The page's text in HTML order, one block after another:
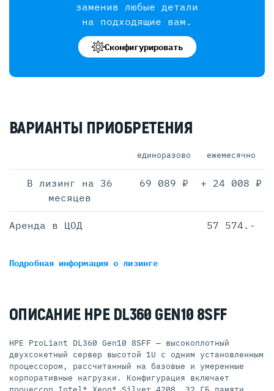
заменив любые детали
на подходящие вам.
Сконфигурировать
ВАРИАНТЫ ПРИОБРЕТЕНИЯ
единоразово ежемесячно
В лизинг на 36
месяцев
69 089 ₽ + 24 008 ₽
Аренда в ЦОД 57 574.-
Подробная информацияо лизинге
ОПИСАНИЕ HPE DL360 GEN10 8SFF
HPE ProLiant DL360 Gen10 8SFF — высокоплотный
двухсокетный сервер высотой 1U с одним установленным
процессором, рассчитанный на базовые и умеренные
корпоративные нагрузки. Конфигурация включает